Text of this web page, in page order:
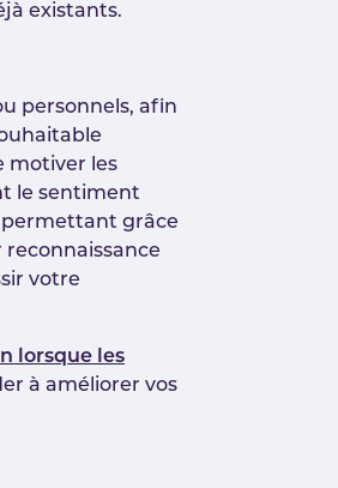
existants.
personnels, afin
motiver les
le sentiment
permettant grâce
votre
lorsque les
à améliorer vos